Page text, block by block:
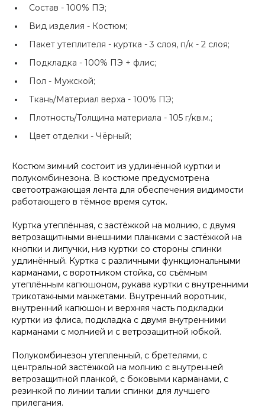
Состав - 100% ПЭ;
Вид изделия - Костюм;
Пакет утеплителя - куртка - 3 слоя, п/к - 2 слоя;
Подкладка - 100% ПЭ + флис;
Пол - Мужской;
Ткань/Материал верха - 100% ПЭ;
Плотность/Толщина материала - 105 г/кв.м.;
Цвет отделки - Чёрный;
Костюм зимний состоит из удлинённой куртки и
полукомбинезона. В костюме предусмотрена
светоотражающая лента для обеспечения видимости
работающего в тёмное время суток.
Куртка утеплённая, с застёжкой на молнию, с двумя
ветрозащитными внешними планками с застёжкой на
кнопки и липучки, низ куртки со стороны спинки
удлинённый. Куртка с различными функциональными
карманами, с воротником стойка, со съёмным
утеплённым капюшоном, рукава куртки с внутренними
трикотажными манжетами. Внутренний воротник,
внутренний капюшон и верхняя часть подкладки
куртки из флиса, подкладка с двумя внутренними
карманами с молнией и с ветрозащитной юбкой.
Полукомбинезон утепленный, с бретелями, с
центральной застёжкой на молнию с внутренней
ветрозащитной планкой, с боковыми карманами, с
резинкой по линии талии спинки для лучшего
прилегания.